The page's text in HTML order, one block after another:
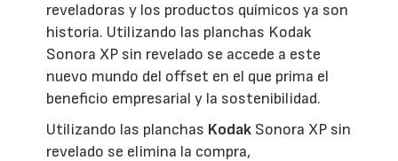
reveladoras y los productos químicos ya son
historia. Utilizando las planchas Kodak
Sonora XP sin revelado se accede a este
nuevo mundo del offset en el que prima el
beneficio empresarial y la sostenibilidad.
Utilizando las planchas Kodak Sonora XP sin
revelado se elimina la compra,